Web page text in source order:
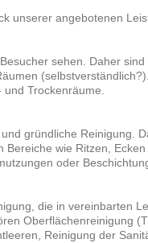
unserer angebotenen
sehen. Daher
und Trockenräume.
gründliche Reinigung.
Bereiche wie Ritzen,
oder
die in vereinbarten
Oberflächenreinigung
Reinigung der